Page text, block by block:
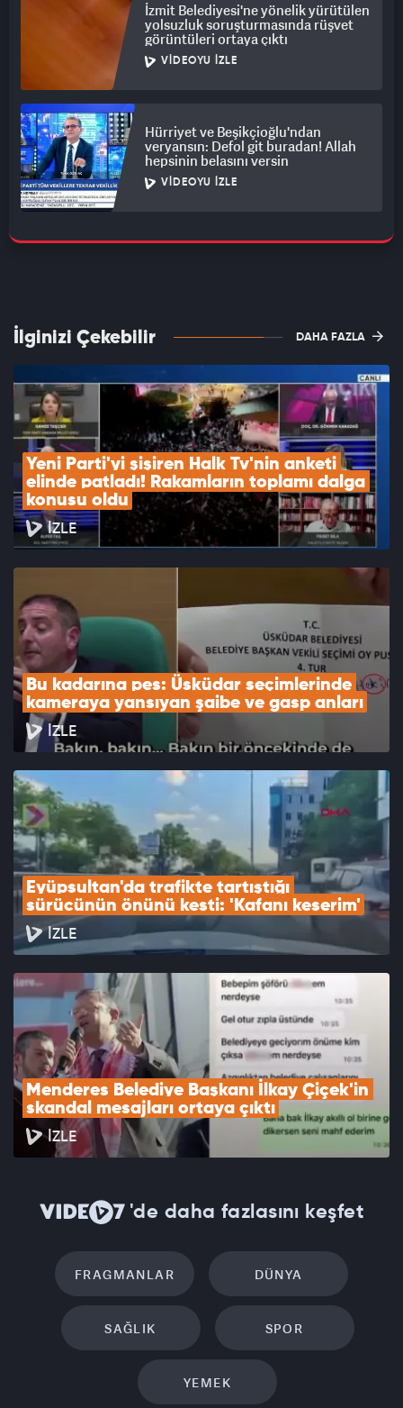
İzmit Belediyesi'ne yönelik yürütülen
yolsuzluk soruşturmasında rüşvet
görüntüleri ortaya çıktı
VIDEOYU İZLE
Hürriyet ve Beşikçioğlu'ndan
veryansın: Defol git buradan! Allah
hepsinin belasını versin
VIDEOYU İZLE
İlginizi Çekebilir DAHA FAZLA
Yeni Parti'yi şişiren Halk Tv'nin anketi
elinde patladı! Rakamların toplamı dalga
konusu oldu
İZLE
Bu kadarına pes: Üsküdar seçimlerinde
kameraya yansıyan şaibe ve gasp anları
İZLE
Eyüpsultan'da trafikte tartıştığı
sürücünün önünü kesti: 'Kafanı keserim'
İZLE
Menderes Belediye Başkanı İlkay Çiçek'in
skandal mesajları ortaya çıktı
İZLE
'de daha fazlasını keşfet
FRAGMANLAR DÜNYA
SAĞLIK SPOR
YEMEK